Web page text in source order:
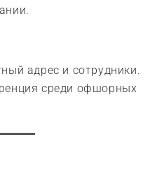
адрес и сотрудники.
среди офшорных